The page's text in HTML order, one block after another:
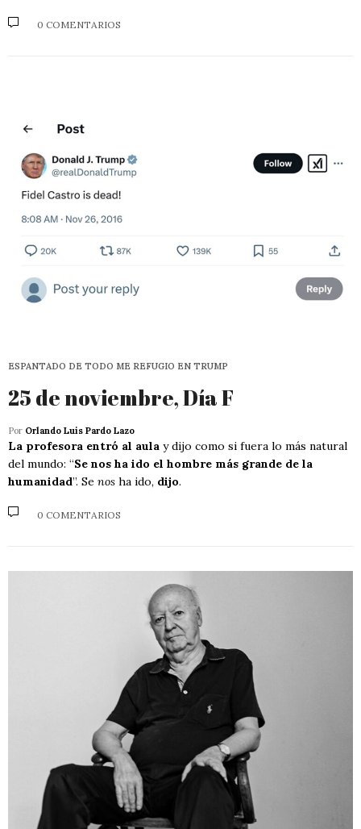
0 COMENTARIOS
ESPANTADO DE TODO ME REFUGIO EN TRUMP
25 de noviembre, Día F
Por Orlando Luis Pardo Lazo
La profesora entró al aula y dijo como si fuera lo más natural
del mundo: “Se nos ha ido el hombre más grande de la
humanidad”. Se nos ha ido, dijo.
0 COMENTARIOS